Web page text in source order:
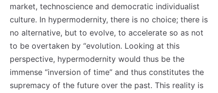
market, technoscience and democratic individualist
culture. In hypermodernity, there is no choice; there is
no alternative, but to evolve, to accelerate so as not
to be overtaken by “evolution. Looking at this
perspective, hypermodernity would thus be the
immense “inversion of time” and thus constitutes the
supremacy of the future over the past. This reality is